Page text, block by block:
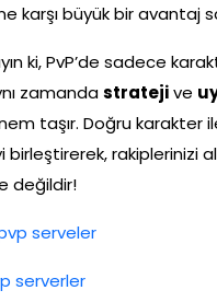
karşı büyük bir avantaj
ki, PvP’de sadece
zamandastratejive
taşır. Doğru karakter
birleştirerek, rakiplerinizi
değildir!
serveler
serverler